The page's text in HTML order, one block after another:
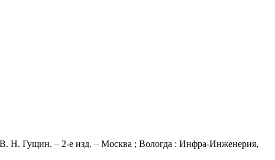
Н. Гущин. – 2-е изд. – Москва ; Вологда : Инфра-Инженерия,